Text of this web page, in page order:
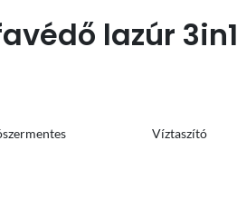
lazúr 3in1
Víztaszító